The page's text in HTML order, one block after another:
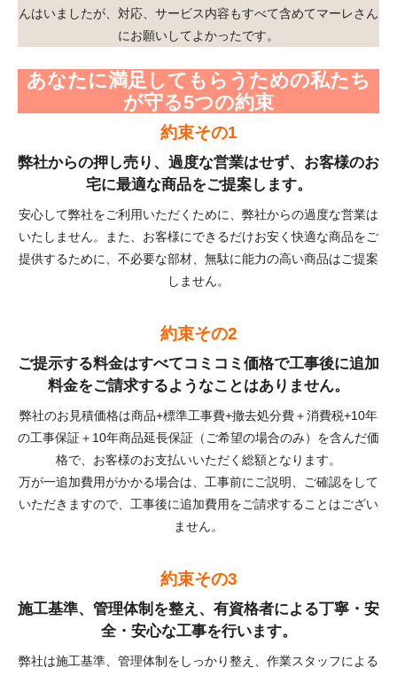
んはいましたが、対応、サービス内容もすべて含めてマーレさん
にお願いしてよかったです。
あなたに満足してもらうための私たち
が守る5つの約束
約束その1
弊社からの押し売り、過度な営業はせず、お客様のお
宅に最適な商品をご提案します。
安心して弊社をご利用いただくために、弊社からの過度な営業は
いたしません。また、お客様にできるだけお安く快適な商品をご
提供するために、不必要な部材、無駄に能力の高い商品はご提案
しません。
約束その2
ご提示する料金はすべてコミコミ価格で工事後に追加
料金をご請求するようなことはありません。
弊社のお見積価格は商品+標準工事費+撤去処分費＋消費税+10年
の工事保証＋10年商品延長保証（ご希望の場合のみ）を含んだ価
格で、お客様のお支払いいただく総額となります。
万が一追加費用がかかる場合は、工事前にご説明、ご確認をして
いただきますので、工事後に追加費用をご請求することはござい
ません。
約束その3
施工基準、管理体制を整え、有資格者による丁寧・安
全・安心な工事を行います。
弊社は施工基準、管理体制をしっかり整え、作業スタッフによる